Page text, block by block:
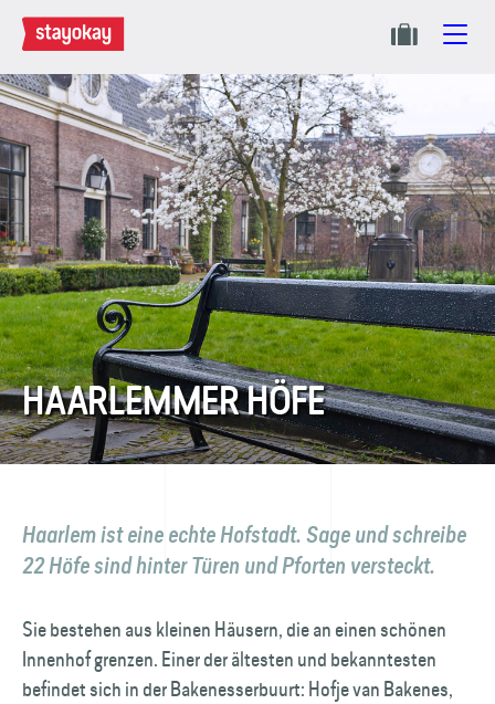
HAARLEMMER HÖFE
Haarlem ist eine echte Hofstadt. Sage und schreibe
22 Höfe sind hinter Türen und Pforten versteckt.
Sie bestehen aus kleinen Häusern, die an einen schönen
Innenhof grenzen. Einer der ältesten und bekanntesten
befindet sich in der Bakenesserbuurt: Hofje van Bakenes,